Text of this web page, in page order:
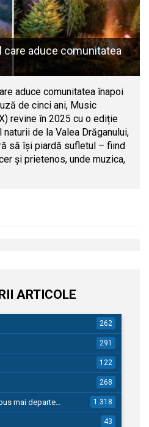
care aduce comunitatea
aduce comunitatea înapoi
de cinci ani, Music
revine în 2025 cu o ediție
de la Valea Drăganului,
să își piardă sufletul – fiind
și prietenos, unde muzica,
ARTICOLE
262
291
122
268
mai departe… 1.318
43